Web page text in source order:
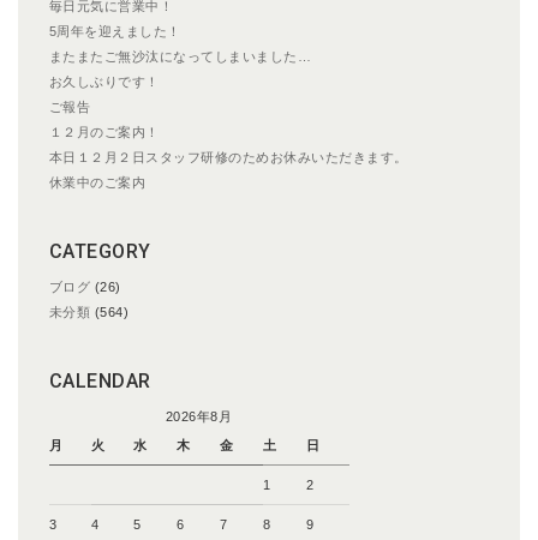
毎日元気に営業中！
5周年を迎えました！
またまたご無沙汰になってしまいました…
お久しぶりです！
ご報告
１２月のご案内！
本日１２月２日スタッフ研修のためお休みいただきます。
休業中のご案内
CATEGORY
ブログ (26)
未分類 (564)
CALENDAR
2026年8月
月
火 水 木 金 土 日
1 2
3 4 5 6 7 8 9